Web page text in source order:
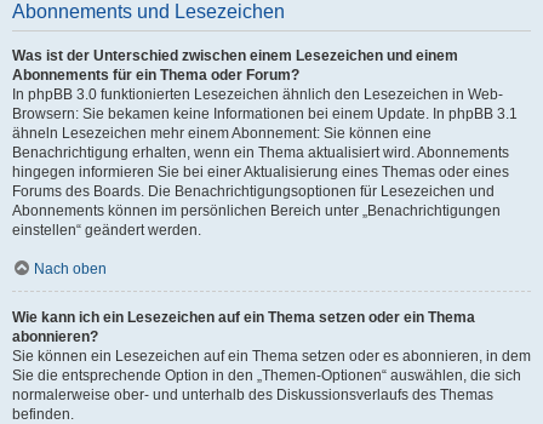
Abonnements und Lesezeichen
Was ist der Unterschied zwischen einem Lesezeichen und einem
Abonnements für ein Thema oder Forum?
In phpBB 3.0 funktionierten Lesezeichen ähnlich den Lesezeichen in Web-
Browsern: Sie bekamen keine Informationen bei einem Update. In phpBB 3.1
ähneln Lesezeichen mehr einem Abonnement: Sie können eine
Benachrichtigung erhalten, wenn ein Thema aktualisiert wird. Abonnements
hingegen informieren Sie bei einer Aktualisierung eines Themas oder eines
Forums des Boards. Die Benachrichtigungsoptionen für Lesezeichen und
Abonnements können im persönlichen Bereich unter „Benachrichtigungen
einstellen“ geändert werden.
Nach oben
Wie kann ich ein Lesezeichen auf ein Thema setzen oder ein Thema
abonnieren?
Sie können ein Lesezeichen auf ein Thema setzen oder es abonnieren, in dem
Sie die entsprechende Option in den „Themen-Optionen“ auswählen, die sich
normalerweise ober- und unterhalb des Diskussionsverlaufs des Themas
befinden.